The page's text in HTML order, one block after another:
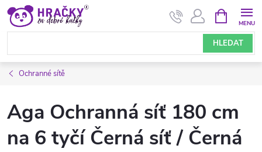
Přejít
obsah
HLEDAT
NÁKUPNÍ
KOŠÍK
Ochranné sítě
Aga Ochranná síť 180 cm
na 6 tyčí Černá síť / Černá